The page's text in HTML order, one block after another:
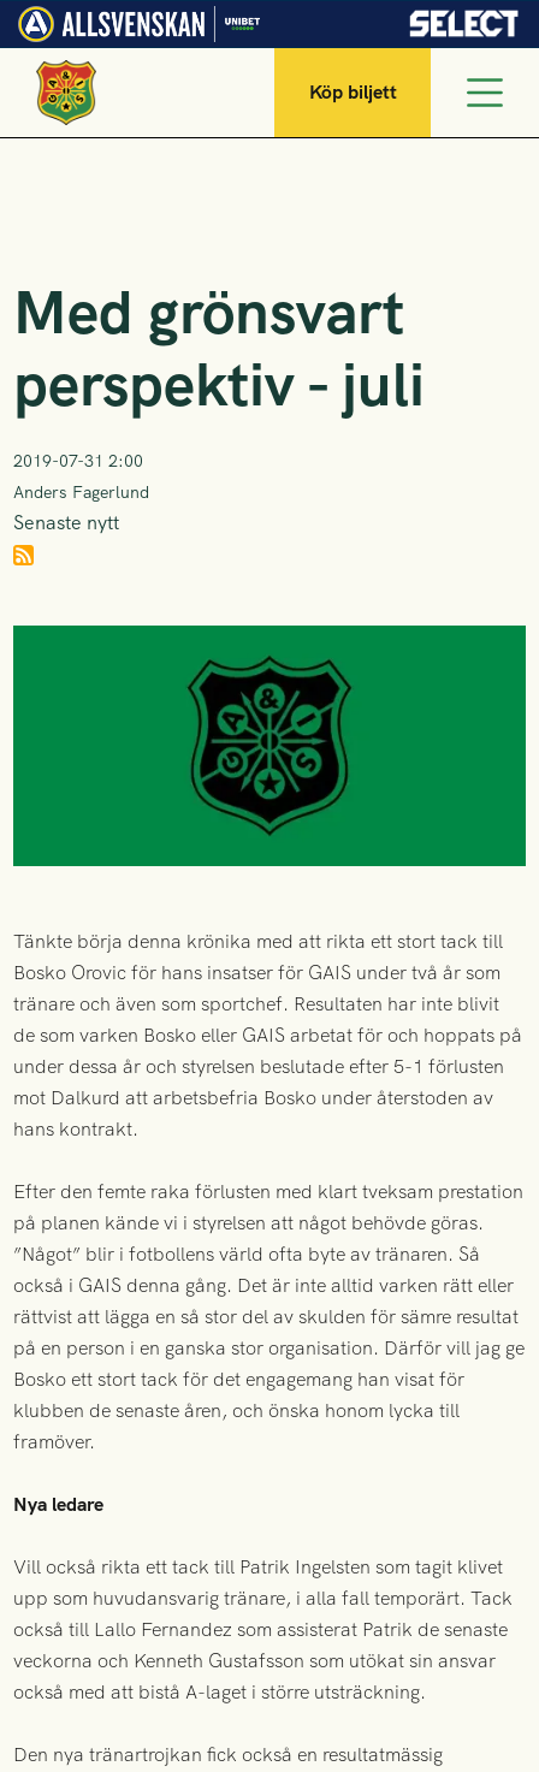
Köp biljett
Med grönsvart
perspektiv - juli
2019-07-31 2:00
Anders Fagerlund
Senaste nytt
Tänkte börja denna krönika med att rikta ett stort tack till
Bosko Orovic för hans insatser för GAIS under två år som
tränare och även som sportchef. Resultaten har inte blivit
de som varken Bosko eller GAIS arbetat för och hoppats på
under dessa år och styrelsen beslutade efter 5-1 förlusten
mot Dalkurd att arbetsbefria Bosko under återstoden av
hans kontrakt.
Efter den femte raka förlusten med klart tveksam prestation
på planen kände vi i styrelsen att något behövde göras.
”Något” blir i fotbollens värld ofta byte av tränaren. Så
också i GAIS denna gång. Det är inte alltid varken rätt eller
rättvist att lägga en så stor del av skulden för sämre resultat
på en person i en ganska stor organisation. Därför vill jag ge
Bosko ett stort tack för det engagemang han visat för
klubben de senaste åren, och önska honom lycka till
framöver.
Nya ledare
Vill också rikta ett tack till Patrik Ingelsten som tagit klivet
upp som huvudansvarig tränare, i alla fall temporärt. Tack
också till Lallo Fernandez som assisterat Patrik de senaste
veckorna och Kenneth Gustafsson som utökat sin ansvar
också med att bistå A-laget i större utsträckning.
Den nya tränartrojkan fick också en resultatmässig